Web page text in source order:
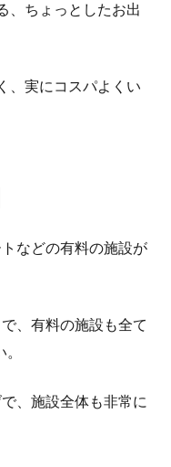
、ちょっとしたお出
、実にコスパよくい
などの有料の施設が
、有料の施設も全て
、施設全体も非常に